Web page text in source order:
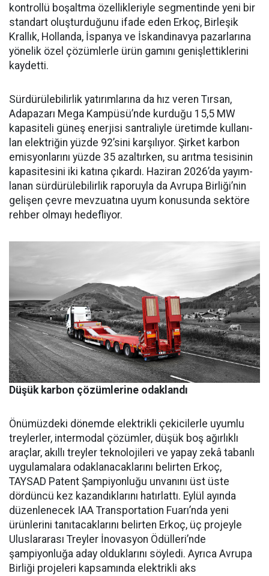
kontrollü boşalt­ma özellikleriyle segmentinde yeni bir
standart oluşturduğunu ifade eden Erkoç, Birleşik
Kral­lık, Hollanda, İspanya ve İskan­dinavya pazarlarına
yönelik özel çözümlerle ürün gamını geniş­lettiklerini
kaydetti.
Sürdürülebilirlik yatırımları­na da hız veren Tırsan,
Adapaza­rı Mega Kampüsü’nde kurduğu 15,5 MW
kapasiteli güneş ener­jisi santraliyle üretimde kullanı­
lan elektriğin yüzde 92’sini karşı­lıyor. Şirket karbon
emisyonları­nı yüzde 35 azaltırken, su arıtma tesisinin
kapasitesini iki katına çıkardı. Haziran 2026’da yayım­
lanan sürdürülebilirlik raporuyla da Avrupa Birliği’nin
gelişen çev­re mevzuatına uyum konusunda sektöre
rehber olmayı hedefliyor.
Düşük karbon çözümlerine odaklandı
Önümüzdeki dönemde elektrikli çekicilerle uyumlu
treylerler, intermodal çözümler, düşük boş ağırlıklı
araçlar, akıllı treyler teknolojileri ve yapay zekâ tabanlı
uygulamalara odaklanacaklarını belirten Erkoç,
TAYSAD Patent Şampiyonluğu unvanını üst üste
dördüncü kez kazandıklarını hatırlattı. Eylül ayında
düzenlenecek IAA Transportation Fuarı’nda yeni
ürünlerini tanıtacaklarını belirten Erkoç, üç projeyle
Uluslararası Treyler İnovasyon Ödülleri’nde
şampiyonluğa aday olduklarını söyledi. Ayrıca Avrupa
Birliği projeleri kapsamında elektrikli aks